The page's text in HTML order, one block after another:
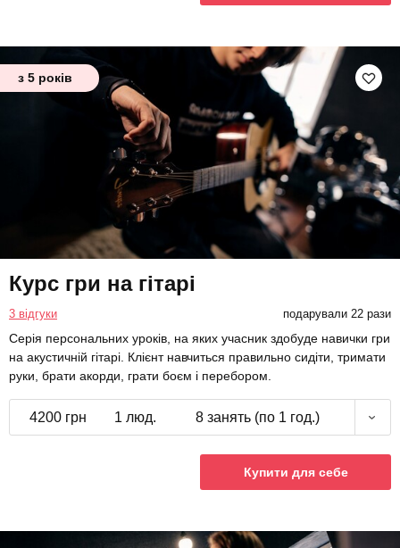
з 5 років
Курс гри на гітарі
3 відгуки подарували 22 рази
Серія персональних уроків, на яких учасник здобуде навички гри
на акустичній гітарі. Клієнт навчиться правильно сидіти, тримати
руки, брати акорди, грати боєм і перебором.
4200 грн 1 люд. 8 занять (по 1 год.)
Купити для себе